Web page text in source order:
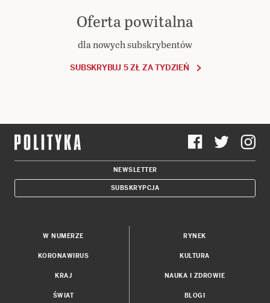
Oferta powitalna
dla nowych subskrybentów
SUBSKRYBUJ 5 ZŁ ZA TYDZIEŃ
NEWSLETTER
SUBSKRYPCJA
W NUMERZE
KORONAWIRUS
KRAJ
ŚWIAT
RYNEK
KULTURA
NAUKA I ZDROWIE
BLOGI